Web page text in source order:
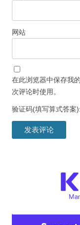
网站
在此浏览器中保存我
次评论时使用。
验证码(填写算式答案):